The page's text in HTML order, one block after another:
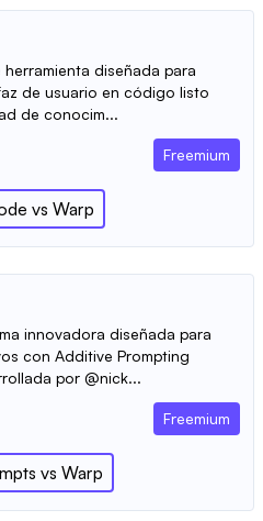
diseñada para
de usuario en código listo
de conocim...
Freemium
vs Warp
innovadora diseñada para
con Additive Prompting
por @nick...
Freemium
vs Warp